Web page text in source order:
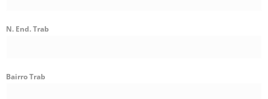
N. End. Trab
Bairro Trab